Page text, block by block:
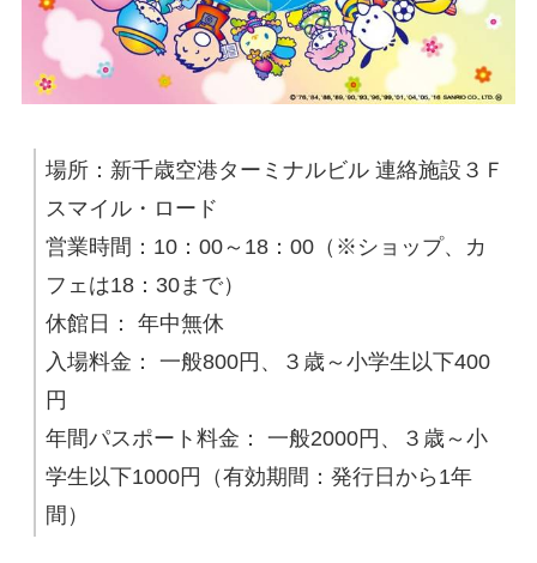
場所：新千歳空港ターミナルビル 連絡施設３Ｆ
スマイル・ロード
営業時間：10：00～18：00（※ショップ、カ
フェは18：30まで）
休館日： 年中無休
入場料金： 一般800円、３歳～小学生以下400
円
年間パスポート料金： 一般2000円、３歳～小
学生以下1000円（有効期間：発行日から1年
間）